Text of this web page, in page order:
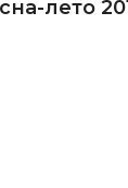
лето